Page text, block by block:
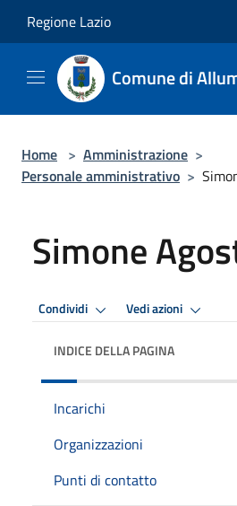
Regione Lazio
Comune di
Home > Amministrazione >
Personale amministrativo >
Simone
Condividi Vedi azioni
INDICE DELLA PAGINA
Incarichi
Organizzazioni
Punti di contatto